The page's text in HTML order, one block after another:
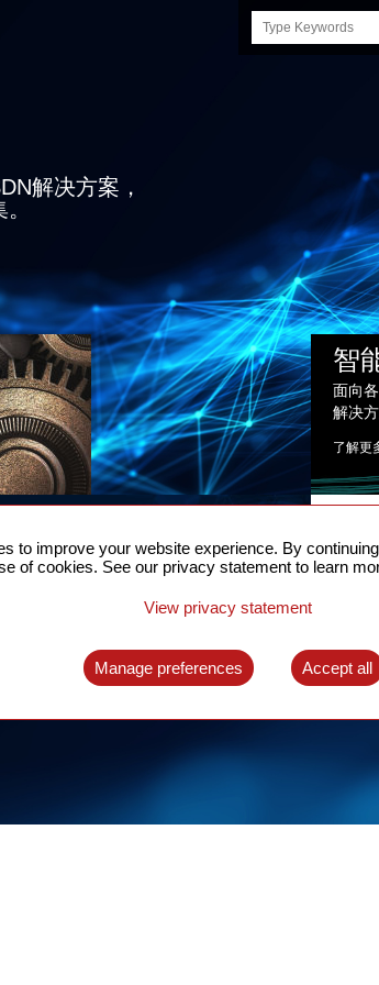
Search
this
解决方案，结合内置的
的灵活性、性能和优异的
智
面向
解决
了解更
间同步提供完整的解决方案
了解更
to improve your website experience. By
of cookies. See our privacy statement to learn
View privacy statement
Manage preferences Accept all